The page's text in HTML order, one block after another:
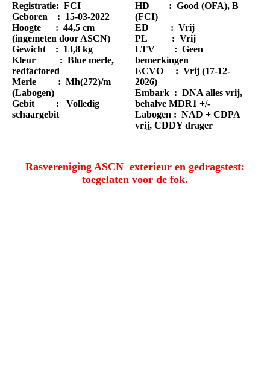
Registratie: FCI
Geboren : 15-03-2022
Hoogte : 44,5 cm
(ingemeten door ASCN)
Gewicht : 13,8 kg
Kleur : Blue merle,
redfactored
Merle : Mh(272)/m
(Labogen)
Gebit : Volledig
schaargebit
HD : Good (OFA), B
(FCI)
ED : Vrij
PL : Vrij
LTV : Geen
bemerkingen
ECVO : Vrij (17-12-
2026)
Embark : DNA alles vrij,
behalve MDR1 +/-
Labogen : NAD + CDPA
vrij, CDDY drager
Rasvereniging ASCN exterieur en gedragstest:
toegelaten voor de fok.